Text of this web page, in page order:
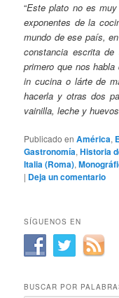
“Este plato no es
exponentes de la
mundo de ese país,
constancia escrita
primero que nos
in cucina o lárte de
hacerla y otras dos
vainilla, leche y
Publicado en América,
Gastronomía,Historia
Italia (Roma),
| Deja un comentario
SÍGUENOS EN
BUSCAR POR